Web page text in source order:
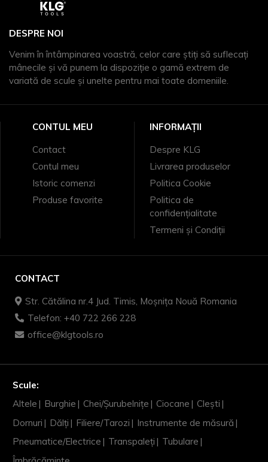
DESPRE NOI
Venim în întâmpinarea voastră, celor care știți să suflecați
mânecile și vă punem la dispoziție o gamă extrem de
variată de scule și unelte pentru mai toate domeniile.
INFORMAȚII
Despre KLG
Livrarea produselor
Politica Cookie
Politica de
confidențialitate
Termeni și Condiții
CONTUL MEU
Contact
Contul meu
Istoric comenzi
Produse favorite
CONTACT
Str. Cătălina nr.4 Jud. Timis, Moșnița Nouă Romania
Telefon: +40 722 266 228
office@klgtools.ro
Scule:
Altele
Burghie Chei/Șurubelnițe Ciocane
Clești
Dornuri
Dălți Filiere/Tarozi
Instrumente de măsură
Pneumatice/Electrice
Transpaleți
Tubulare